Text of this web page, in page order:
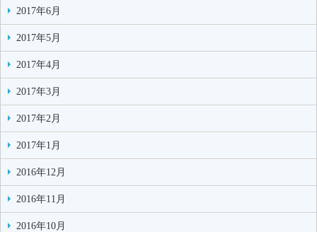
2017年6月
2017年5月
2017年4月
2017年3月
2017年2月
2017年1月
2016年12月
2016年11月
2016年10月